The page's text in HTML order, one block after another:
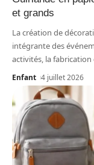
et grands
La création de
intégrante des
activités, la
Enfant 4 juillet 2026